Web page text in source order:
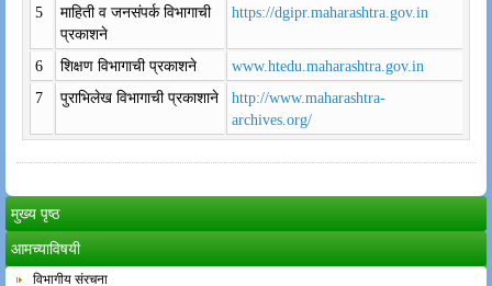
5
माहिती व जनसंपर्क विभागाची
प्रकाशने
https://dgipr.maharashtra.gov.in
6 शिक्षण विभागाची प्रकाशने
www.htedu.maharashtra.gov.in
7
पुराभिलेख विभागाची प्रकाशाने
http://www.maharashtra-
archives.org/
मुख्य पृष्ठ
आमच्याविषयी
विभागीय संरचना